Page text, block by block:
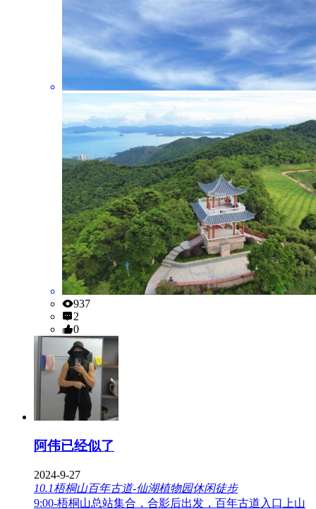
937
2
0
阿伟已经似了
2024-9-27
10.1梧桐山百年古道-仙湖植物园休闲徒步
9:00-梧桐山总站集合，合影后出发，百年古道入口上山